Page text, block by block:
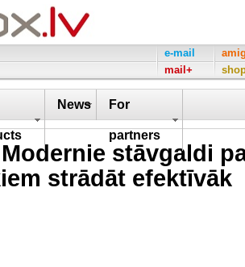
e-mail
mail+
News For
partners
stāvgaldi
strādāt efektīvāk